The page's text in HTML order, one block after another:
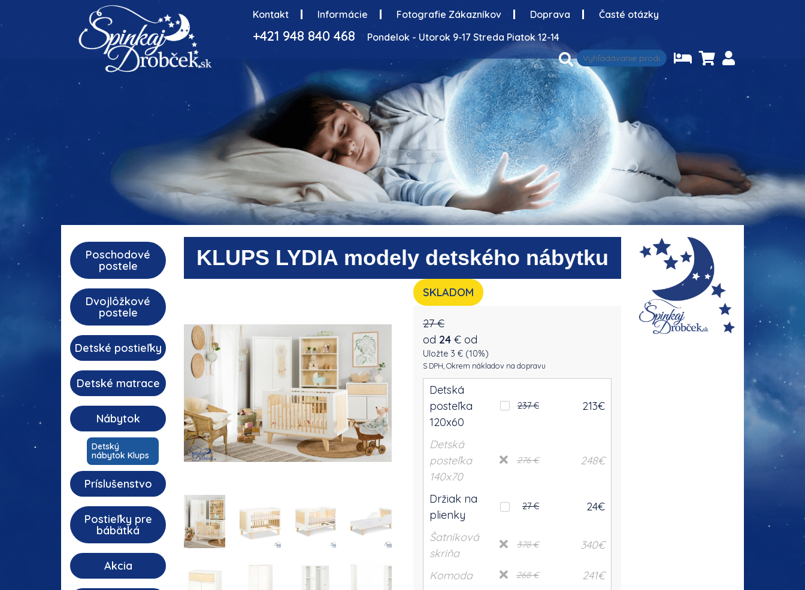
Kontakt Informácie Fotografie Zákazníkov Doprava Časté otázky
+421 948 840 468 Pondelok - Utorok 9-17 Streda Piatok 12-14
Poschodové
postele
Dvojlôžkové
postele
Detské postieľky
Detské matrace
Nábytok
Detský
nábytok Klups
Príslušenstvo
Postieľky pre
bábätká
Akcia
KLUPS LYDIA modely detského nábytku
SKLADOM
27 €
od 24 € od
Uložte 3 € (10%)
S DPH, Okrem nákladov na dopravu
Detská
posteľka
120x60
237 € 213€
Detská
posteľka
140x70
276 € 248€
Držiak na
plienky
27 € 24€
Šatníková
skriňa
378 € 340€
Komoda 268 € 241€